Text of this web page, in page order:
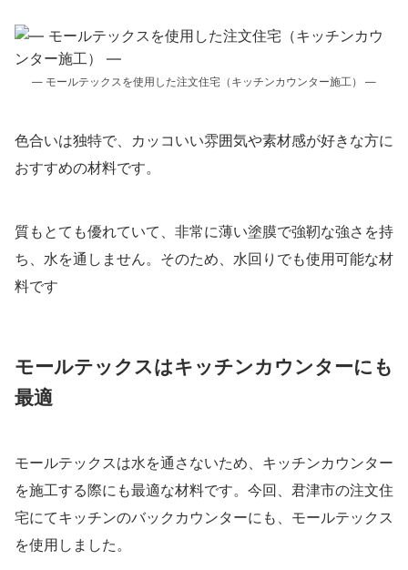
― モールテックスを使用した注文住宅（キッチンカウンター施工） ―
色合いは独特で、カッコいい雰囲気や素材感が好きな方に
おすすめの材料です。
質もとても優れていて、非常に薄い塗膜で強靭な強さを持
ち、水を通しません。そのため、水回りでも使用可能な材
料です
モールテックスはキッチンカウンターにも
最適
モールテックスは水を通さないため、キッチンカウンター
を施工する際にも最適な材料です。今回、君津市の注文住
宅にてキッチンのバックカウンターにも、モールテックス
を使用しました。